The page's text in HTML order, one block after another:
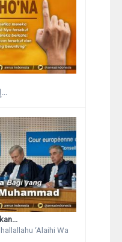
Allah Ta'ala berfirman: إِنَّمَا كَانَ...
‘Alaihi Wa